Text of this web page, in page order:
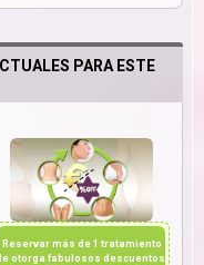
PARA ESTE
Reservar más de 1 tratamiento
le otorga fabulosos descuentos